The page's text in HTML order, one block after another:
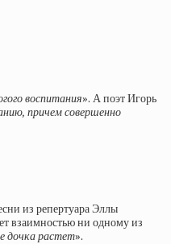
воспитания». А поэт Игорь
причем совершенно
из репертуара Эллы
взаимностью ни одному из
дочка растет».